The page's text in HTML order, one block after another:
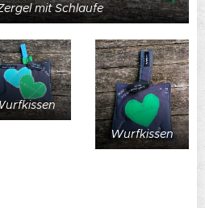
mit Schlaufe
Wurfkissen